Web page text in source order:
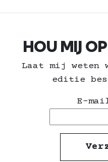
HOU MIJ
Laat mij weten
editie
E-